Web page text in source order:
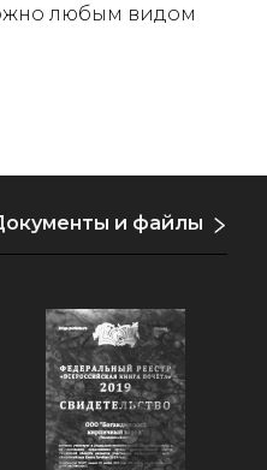
любым видом
и файлы